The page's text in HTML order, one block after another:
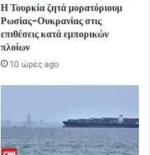
Η Τουρκία ζητά μορατόριουμ
Ρωσίας-Ουκρανίας στις
επιθέσεις κατά εμπορικών
πλοίων
10 ώρες ago